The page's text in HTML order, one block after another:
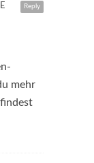
Reply
mehr